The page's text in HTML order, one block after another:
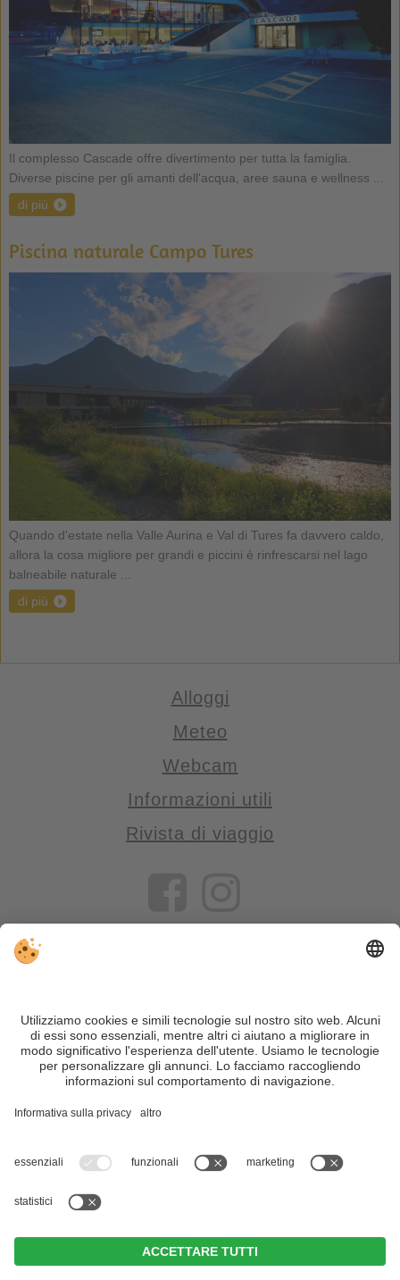
Il complesso Cascade offre divertimento per tutta la famiglia.
Diverse piscine per gli amanti dell'acqua, aree sauna e wellness ...
di più
Piscina naturale Campo Tures
Quando d'estate nella Valle Aurina e Val di Tures fa davvero caldo,
allora la cosa migliore per grandi e piccini è rinfrescarsi nel lago
balneabile naturale ...
di più
Alloggi
Meteo
Webcam
Informazioni utili
Rivista di viaggio
VIVOSüdtirol è il portale di viaggio per chi desidera vivere il
Trentino Alto Adige davvero – con consigli autentici, alloggi e
offerte su misura.
Nonostante il lavoro accurato e il costante aggiornamento dei
motivi di sicurezza, si prega di verificare chiedendo
| Part. IVA IT02365710215